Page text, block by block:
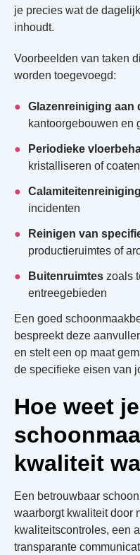
je precies wat de
inhoudt.
Voorbeelden van taken
worden toegevoegd:
Glazenreiniging aan
kantoorgebouwen en
Periodieke
kristalliseren of
Calamiteitenreiniging
incidenten
Reinigen van
productieruimtes of
Buitenruimtes zoals
entreegebieden
Een goed
bespreekt deze
en stelt een op maat
de specifieke eisen van
Hoe weet
kwaliteit
Een betrouwbaar
waarborgt kwaliteit door
kwaliteitscontroles, een
transparante